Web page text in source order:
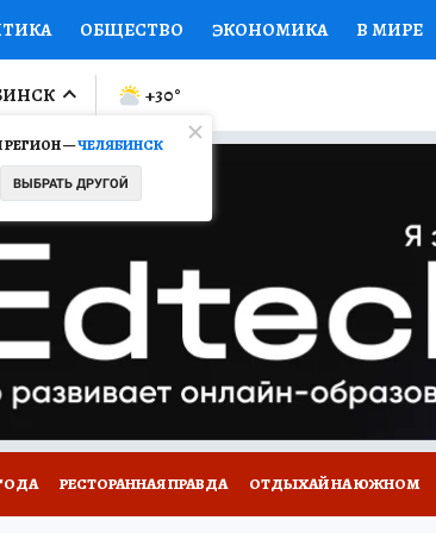
ОБЩЕСТВО ЭКОНОМИКА В МИРЕ
ПРОИСШЕСТВИЯ
МИР Я ЗНАЮ СЕМЬЯ ЖЕНСКИЕ
СЕРИАЛЫ
КОНКУРСЫ
—ЧЕЛЯБИНСК
ВЫБРАТЬ ДРУГОЙ
+30°
РЕСТОРАННАЯ ПРАВДА ОТДЫХАЙ НА ЮЖНОМ